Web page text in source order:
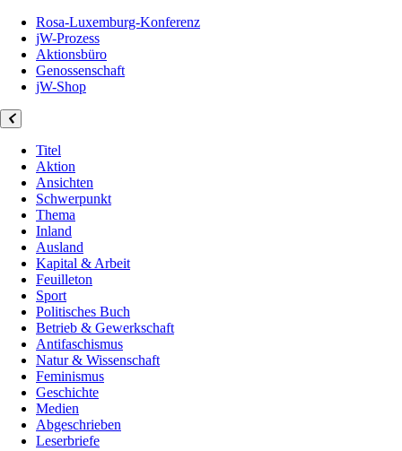
Rosa-Luxemburg-Konferenz
jW-Prozess
Aktionsbüro
Genossenschaft
jW-Shop
Titel
Aktion
Ansichten
Schwerpunkt
Thema
Inland
Ausland
Kapital & Arbeit
Feuilleton
Sport
Politisches Buch
Betrieb & Gewerkschaft
Antifaschismus
Natur & Wissenschaft
Feminismus
Geschichte
Medien
Abgeschrieben
Leserbriefe